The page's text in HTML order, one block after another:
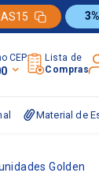
3%
CEP:
Lista de
Compras
Material de
Golden